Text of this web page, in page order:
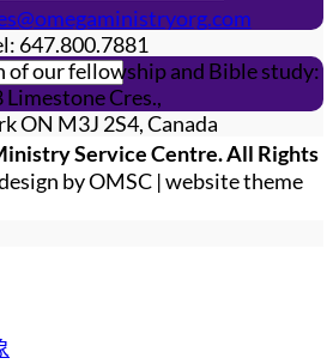
647.800.7881
of our fellowship and Bible study:
Limestone Cres.,
ON M3J 2S4, Canada
Service Centre. All Rights
by OMSC | website theme